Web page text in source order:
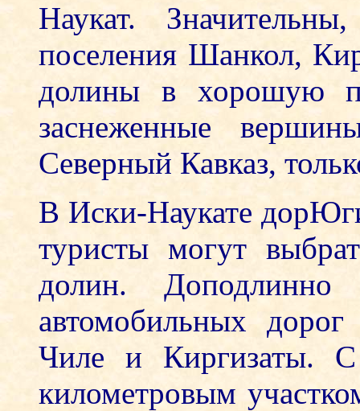
Наукат.
поселения Шанкол,
долины в хорошую
заснеженные
Северный Кавказ,
В Иски-Наукате
туристы могут
долин. Доподлинно
автомобильных
Чиле и Киргизаты.
километровым